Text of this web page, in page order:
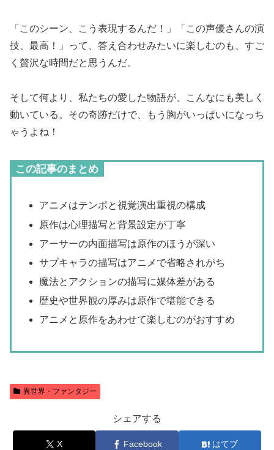
「このシーン、こう表現するんだ！」「この声優さんの演
技、最高！」って、答え合わせみたいに楽しむのも、すご
く贅沢な時間だと思うんだ。
そして何より、私たちの愛した物語が、こんなにも美しく
動いている。その奇跡だけで、もう胸がいっぱいになっち
ゃうよね！
この記事のまとめ
アニメはテンポと視覚演出重視の構成
原作は心理描写と背景設定が丁寧
アーサーの内面描写は原作のほうが深い
サブキャラの描写はアニメで省略されがち
魔法とアクションの描写に媒体差がある
歴史や世界観の厚みは原作で堪能できる
アニメと原作をあわせて楽しむのがおすすめ
異世界・ファンタジー
シェアする
X Facebook はてブ